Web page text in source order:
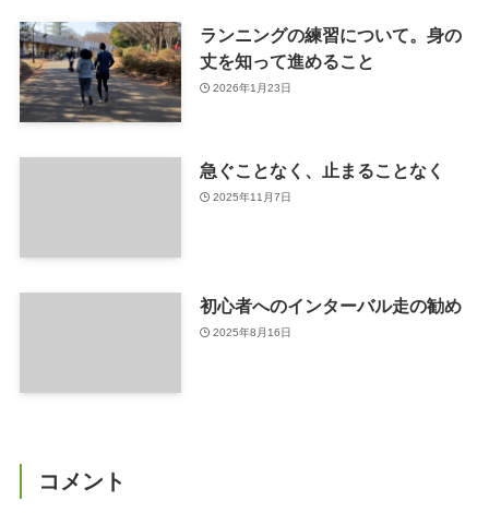
ランニングの練習について。身の
丈を知って進めること
2026年1月23日
急ぐことなく、止まることなく
2025年11月7日
初心者へのインターバル走の勧め
2025年8月16日
コメント